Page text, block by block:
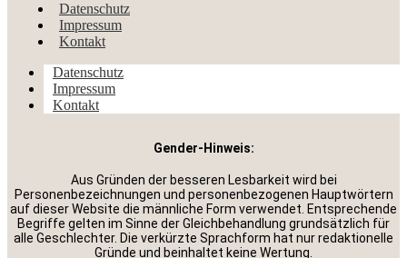
Datenschutz
Impressum
Kontakt
Datenschutz
Impressum
Kontakt
Gender-Hinweis:
Aus Gründen der besseren Lesbarkeit wird bei
Personenbezeichnungen und personenbezogenen Hauptwörtern
auf dieser Website die männliche Form verwendet. Entsprechende
Begriffe gelten im Sinne der Gleichbehandlung grundsätzlich für
alle Geschlechter. Die verkürzte Sprachform hat nur redaktionelle
Gründe und beinhaltet keine Wertung.